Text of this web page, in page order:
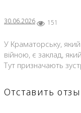
30.06.2026 151
У Краматорську,
війною, є заклад,
Тут призначають
Отставить